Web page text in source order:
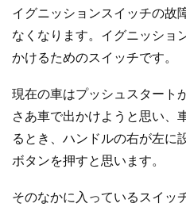
イグニッションスイッチの故
なくなります。イグニッショ
かけるためのスイッチです。
現在の車はプッシュスタート
さあ車で出かけようと思い、
るとき、ハンドルの右が左に
ボタンを押すと思います。
そのなかに入っているスイッ